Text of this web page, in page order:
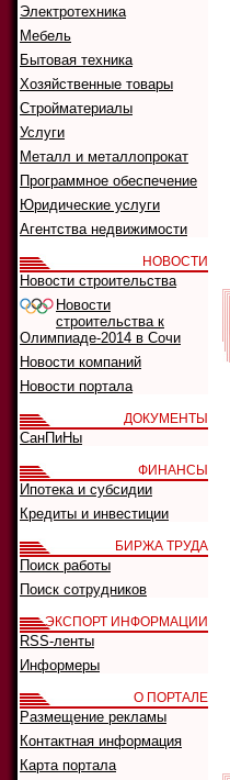
Электротехника
Мебель
Бытовая техника
Хозяйственные товары
Стройматериалы
Услуги
Металл и металлопрокат
Программное обеспечение
Юридические услуги
Агентства недвижимости
НОВОСТИ
Новости строительства
Новости
строительства к
Олимпиаде-2014 в Сочи
Новости компаний
Новости портала
ДОКУМЕНТЫ
СанПиНы
ФИНАНСЫ
Ипотека и субсидии
Кредиты и инвестиции
БИРЖА ТРУДА
Поиск работы
Поиск сотрудников
ЭКСПОРТ ИНФОРМАЦИИ
RSS-ленты
Информеры
О ПОРТАЛЕ
Размещение рекламы
Контактная информация
Карта портала